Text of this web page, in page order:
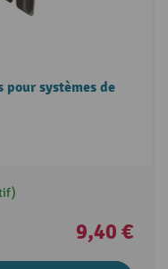
pour systèmes de
9,40 €